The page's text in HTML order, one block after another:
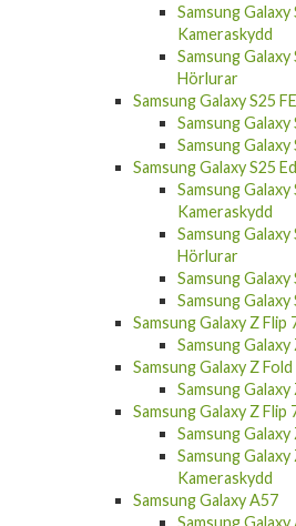
Samsung
Kameraskydd
Samsung
Hörlurar
Samsung Galaxy S25 FE
Samsung Galaxy
Samsung Galaxy
Samsung Galaxy S25
Samsung
Kameraskydd
Samsung
Hörlurar
Samsung Galaxy
Samsung Galaxy
Samsung Galaxy Z Flip
Samsung Galaxy
Samsung Galaxy Z Fold
Samsung Galaxy
Samsung Galaxy Z Flip
Samsung Galaxy
Samsung Galaxy
Kameraskydd
Samsung Galaxy A57
Samsung